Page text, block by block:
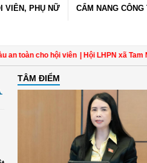
VIÊN, PHỤ NỮ CẨM NANG CÔNG
toàn cho hội viên | Hội LHPN xã Tam
TÂM ĐIỂM